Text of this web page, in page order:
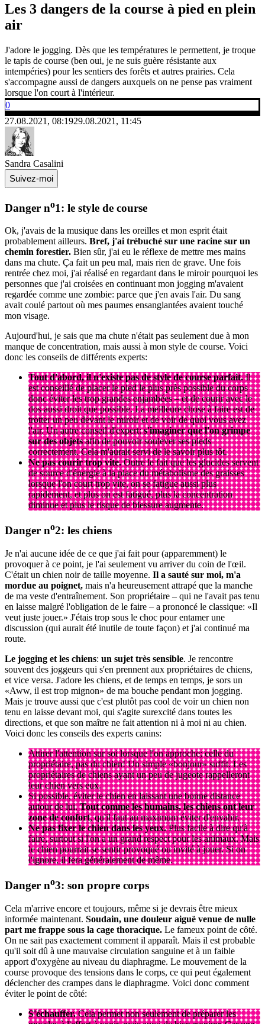
Les 3 dangers de la course à pied en plein
air
J'adore le jogging. Dès que les températures le permettent, je troque
le tapis de course (ben oui, je ne suis guère résistante aux
intempéries) pour les sentiers des forêts et autres prairies. Cela
s'accompagne aussi de dangers auxquels on ne pense pas vraiment
lorsque l'on court à l'intérieur.
0
27.08.2021, 08:1929.08.2021, 11:45
Sandra Casalini
Suivez-moi
Danger no1: le style de course
Ok, j'avais de la musique dans les oreilles et mon esprit était
probablement ailleurs. Bref, j'ai trébuché sur une racine sur un
chemin forestier. Bien sûr, j'ai eu le réflexe de mettre mes mains
dans ma chute. Ça fait un peu mal, mais rien de grave. Une fois
rentrée chez moi, j'ai réalisé en regardant dans le miroir pourquoi les
personnes que j'ai croisées en continuant mon jogging m'avaient
regardée comme une zombie: parce que j'en avais l'air. Du sang
avait coulé partout où mes paumes ensanglantées avaient touché
mon visage.
Aujourd'hui, je sais que ma chute n'était pas seulement due à mon
manque de concentration, mais aussi à mon style de course. Voici
donc les conseils de différents experts:
Tout d'abord, il n'existe pas de style de course parfait.Il
est conseillé de placer le pied le plus près possible du corps –
donc éviter les trop grandes enjambées – et de courir avec le
dos aussi droit que possible. La meilleure chose à faire est de
trotter un peu devant le miroir et de voir de quoi vous avez
l'air. Un autre conseil d'expert:s'imaginer que l'on grimpe
sur des objetsafin de pouvoir soulever ses pieds
correctement. Cela m'aurait servi de le savoir plus tôt.​
Ne pas courir trop vite.Outre le fait que les glucides servent
de source d'énergie à la place du métabolisme des graisses
lorsque l'on court trop vite, on se fatigue aussi plus
rapidement, et plus on est fatigué, plus la concentration
diminue et plus le risque de blessure augmente.
Danger no2: les chiens
Je n'ai aucune idée de ce que j'ai fait pour (apparemment) le
provoquer à ce point, je l'ai seulement vu arriver du coin de l'œil.
C'était un chien noir de taille moyenne. Il a sauté sur moi, m'a
mordue au poignet, mais n'a heureusement attrapé que la manche
de ma veste d'entraînement. Son propriétaire – qui ne l'avait pas tenu
en laisse malgré l'obligation de le faire – a prononcé le classique: «Il
veut juste jouer.» J'étais trop sous le choc pour entamer une
discussion (qui aurait été inutile de toute façon) et j'ai continué ma
route.
Le jogging et les chiens: un sujet très sensible. Je rencontre
souvent des joggeurs qui s'en prennent aux propriétaires de chiens,
et vice versa. J'adore les chiens, et de temps en temps, je sors un
«Aww, il est trop mignon» de ma bouche pendant mon jogging.
Mais je trouve aussi que c'est plutôt pas cool de voir un chien non
tenu en laisse devant moi, qui s'agite surexcité dans toutes les
directions, et que son maître ne fait attention ni à moi ni au chien.
Voici donc les conseils des experts canins:
Attirer l'attention sur soi lorsque l'on approche; celle du
propriétaire, pas du chien! Un simple «bonjour» suffit. Les
propriétaires de chiens ayant un peu de jugeote rappelleront
leur chien vers eux.
Si possible, éviter le chien en laissant une bonne distance
autour de lui.Tout comme les humains, les chiens ont leur
zone de confort, qu'il faut au maximum éviter d'envahir.​
Ne pas fixer le chien dans les yeux.Plus facile à dire qu'à
faire, surtout si l'on a un grand respect pour les animaux. Mais
le chien pourrait se sentir provoqué ou invité à jouer. Si on
l'ignore, il fera généralement de même.​
Danger no3: son propre corps
Cela m'arrive encore et toujours, même si je devrais être mieux
informée maintenant. Soudain, une douleur aiguë venue de nulle
part me frappe sous la cage thoracique. Le fameux point de côté.
On ne sait pas exactement comment il apparaît. Mais il est probable
qu'il soit dû à une mauvaise circulation sanguine et à un faible
apport d'oxygène au niveau du diaphragme. Le mouvement de la
course provoque des tensions dans le corps, ce qui peut également
déclencher des crampes dans le diaphragme. Voici donc comment
éviter le point de côté:​
S'échauffer.Cela permet non seulement de préparer les